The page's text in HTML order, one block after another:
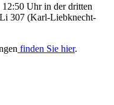
Uhr in der dritten
307 (Karl-Liebknecht-
finden Sie hier.